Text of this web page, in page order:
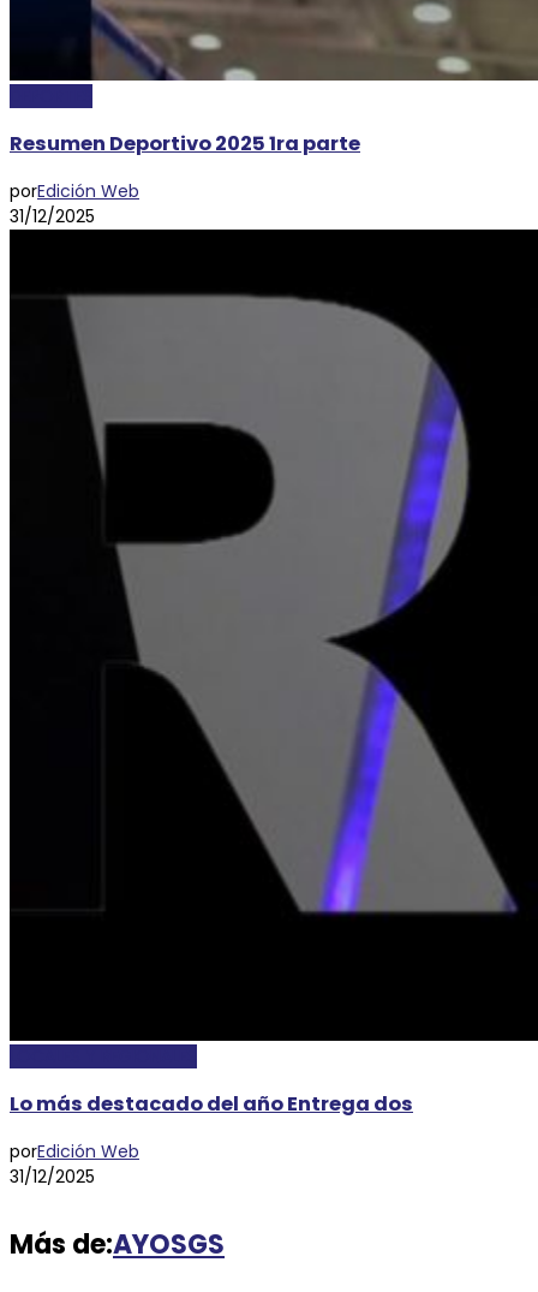
Resumen Deportivo 2025 1ra parte
porEdición Web
31/12/2025
Lo más destacado del año Entrega dos
porEdición Web
31/12/2025
Más de:AYOSGS